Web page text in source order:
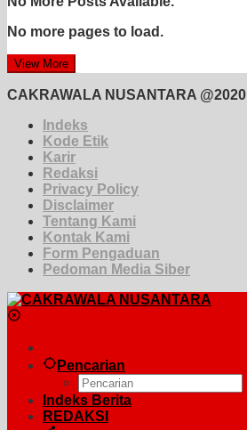
No more pages to load.
View More
CAKRAWALA NUSANTARA @2020
Indeks
Kode Etik
Karir
Redaksi
Privacy Policy
Disclaimer
Tentang Kami
Kontak Kami
Form Pengaduan
Pedoman Media Siber
Pencarian
Indeks Berita
REDAKSI